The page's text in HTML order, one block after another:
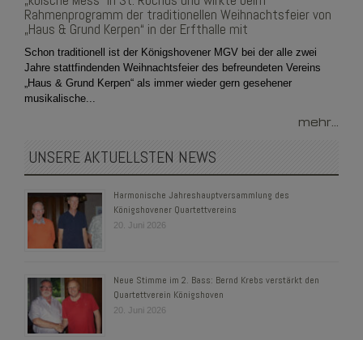
Rahmenprogramm der traditionellen Weihnachtsfeier von
„Haus & Grund Kerpen“ in der Erfthalle mit
Schon traditionell ist der Königshovener MGV bei der alle zwei
Jahre stattfindenden Weihnachtsfeier des befreundeten Vereins
„Haus & Grund Kerpen“ als immer wieder gern gesehener
musikalische...
mehr...
UNSERE AKTUELLSTEN NEWS
Harmonische Jahreshauptversammlung des
Königshovener Quartettvereins
20. Juni 2026
Neue Stimme im 2. Bass: Bernd Krebs verstärkt den
Quartettverein Königshoven
20. Juni 2026